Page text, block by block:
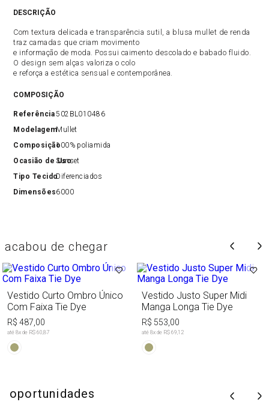
DESCRIÇÃO
Com textura delicada e transparência sutil, a blusa mullet de renda
traz camadas que criam movimento
e informação de moda. Possui caimento descolado e babado fluido.
O design sem alças valoriza o colo
e reforça a estética sensual e contemporânea.
COMPOSIÇÃO
Referência502BL010486
ModelagemMullet
Composição100% poliamida
Ocasião de Uso
Sunset
Tipo TecidoDiferenciados
Dimensões6000
acabou de chegar
Vestido Curto Ombro Único
Com Faixa Tie Dye
R$ 487,00
até 8x de R$ 60,87
Vestido Justo Super Midi
Manga Longa Tie Dye
R$ 553,00
até 8x de R$ 69,12
oportunidades